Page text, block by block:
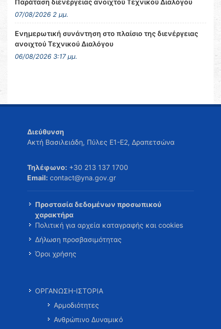
Παράταση διενέργειας ανοιχτού Τεχνικού Διαλόγου
07/08/2026 2 μμ.
Ενημερωτική συνάντηση στο πλαίσιο της διενέργειας
ανοιχτού Τεχνικού Διαλόγου
06/08/2026 3:17 μμ.
Διεύθυνση
Ακτή Βασιλειάδη, Πύλες Ε1-Ε2, Δραπετσώνα
Τηλέφωνο: +30 213 137 1700
Email: contact@yna.gov.gr
Προστασία δεδομένων προσωπικού
χαρακτήρα
Πολιτική για αρχεία καταγραφής και cookies
Δήλωση προσβασιμότητας
Όροι χρήσης
ΟΡΓΑΝΩΣΗ-ΙΣΤΟΡΙΑ
Αρμοδιότητες
Ανθρώπινο Δυναμικό